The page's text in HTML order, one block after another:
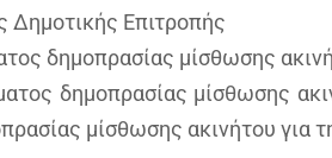
Δημοτικής Επιτροπής
δημοπρασίας μίσθωσης
δημοπρασίας μίσθωσης
μίσθωσης ακινήτου για